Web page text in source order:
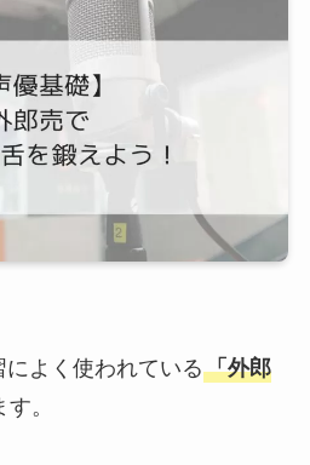
よく使われている「外郎
。